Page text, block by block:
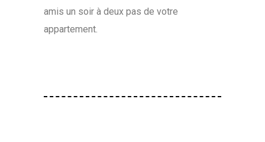
amis un soir à deux pas de votre
appartement.